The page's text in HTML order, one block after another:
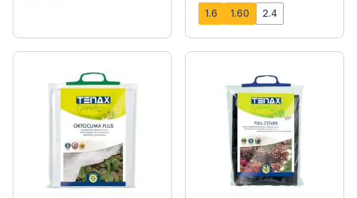
1.6 1.60 2.4